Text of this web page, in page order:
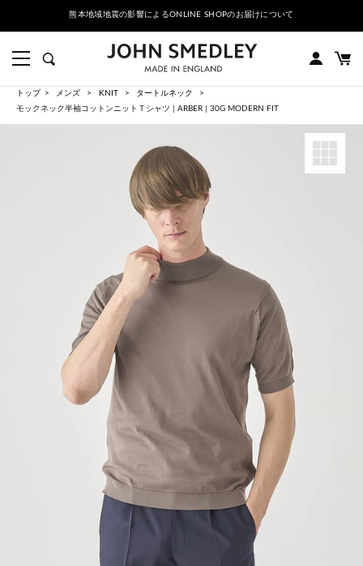
熊本地域地震の影響によるONLINE SHOPのお届けについて
トップ メンズ KNIT
タートルネック
モックネック半袖コットンニットＴシャツ | ARBER | 30G MODERN FIT